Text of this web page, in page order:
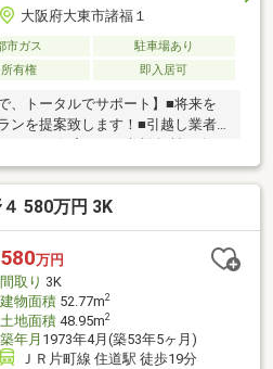
大阪府大東市諸福１
市ガス
駐車場あり
所有権 即入居可
、トータルでサポート】■将来を
ンを提案致します！■引越し業者
！■住宅ローン相談無料！今お
住宅ローンと1本化が可能！■住
築アドバイザー有資格者多数在
No.1』のCENTURY21プラウデス
【こちらの物件の魅力は‥】＃食洗
備充実！＃各居室収納あり！お部
中学校が徒歩10分圏内でお子様に
580万円 3K
580万円
間取り 3K
建物面積52.77m2
土地面積48.95m2
築年月 1973年4月(築53年5ヶ月)
ＪＲ片町線 住道駅 徒歩19分